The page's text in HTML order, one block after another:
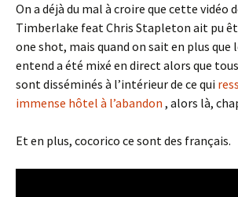
On a déjà du mal à croire que cette vidéo
Timberlake feat Chris Stapleton ait pu
one shot, mais quand on sait en plus que
entend a été mixé en direct alors que
sont disséminés à l’intérieur de ce qui
immense hôtel à l’abandon , alors là,
Et en plus, cocorico ce sont des français.